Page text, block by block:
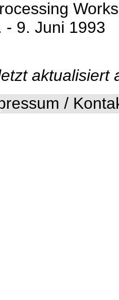
- 9. Juni 1993
aktualisiert
/